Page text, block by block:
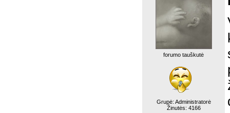
forumo tauškutė
Grupė: Administratorė
Žinutės: 4166